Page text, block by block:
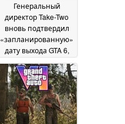
Генеральный
директор Take-Two
вновь подтвердил
«запланированную»
дату выхода GTA 6,
высокие показатели
продаж GTA Online18
July 2026